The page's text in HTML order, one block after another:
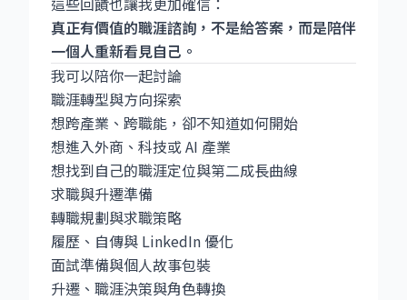
真正有價值的職涯諮詢，不是給答案，而是陪伴
一個人重新看見自己。
我可以陪你一起討論
職涯轉型與方向探索
想跨產業、跨職能，卻不知道如何開始
想進入外商、科技或 AI 產業
想找到自己的職涯定位與第二成長曲線
求職與升遷準備
轉職規劃與求職策略
履歷、自傳與 LinkedIn 優化
面試準備與個人故事包裝
升遷、職涯決策與角色轉換